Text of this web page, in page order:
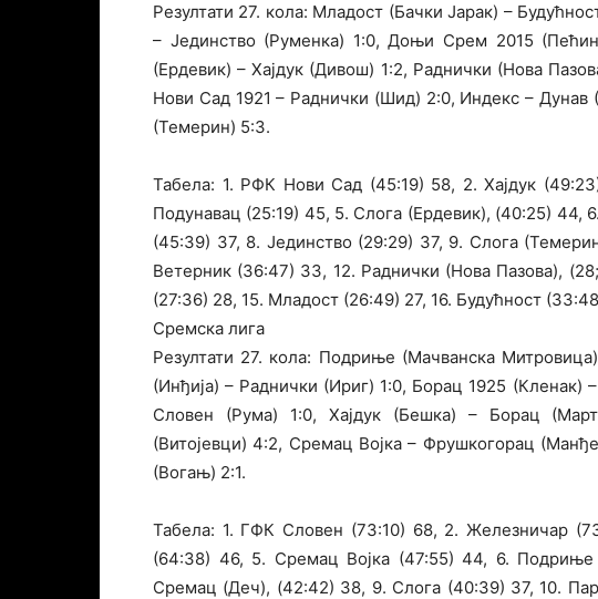
Резултати 27. кола: Младост (Бачки Јарак) –
– Јединство (Руменка) 1:0, Доњи Срем 2015
(Ердевик) – Хајдук (Дивош) 1:2, Раднички (Нова
Нови Сад 1921 – Раднички (Шид) 2:0, Индекс – Дунав
(Темерин) 5:3.
Табела: 1. РФК Нови Сад (45:19) 58, 2. Хајдук
Подунавац (25:19) 45, 5. Слога (Ердевик), (40:25) 44,
(45:39) 37, 8. Јединство (29:29) 37, 9. Слога
Ветерник (36:47) 33, 12. Раднички (Нова Пазова),
(27:36) 28, 15. Младост (26:49) 27, 16. Будућност
Сремска лига
Резултати 27. кола: Подриње (Мачванска
(Инђија) – Раднички (Ириг) 1:0, Борац 1925
Словен (Рума) 1:0, Хајдук (Бешка) – Борац
(Витојевци) 4:2, Сремац Војка – Фрушкогорац
(Вогањ) 2:1.
Табела: 1. ГФК Словен (73:10) 68, 2. Железничар
(64:38) 46, 5. Сремац Војка (47:55) 44, 6.
Сремац (Деч), (42:42) 38, 9. Слога (40:39) 37, 10.